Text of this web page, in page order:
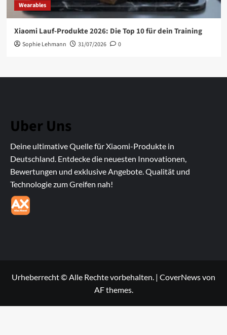
Wearables
Xiaomi Lauf-Produkte 2026: Die Top 10 für dein Training
Sophie Lehmann 31/07/2026 0
Uber Uns
Deine ultimative Quelle für Xiaomi-Produkte in
Deutschland. Entdecke die neuesten Innovationen,
Bewertungen und exklusive Angebote. Qualität und
Technologie zum Greifen nah!
Urheberrecht © Alle Rechte vorbehalten. | CoverNewsvon
AF themes.